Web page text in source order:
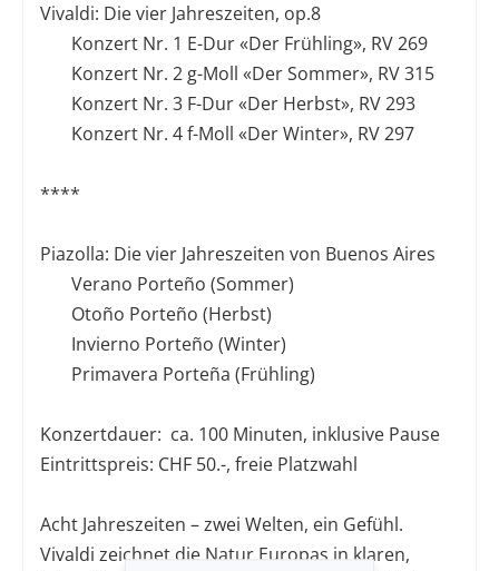
Vivaldi: Die vier Jahreszeiten, op.8
Konzert Nr. 1 E-Dur «Der Frühling», RV 269
Konzert Nr. 2 g-Moll «Der Sommer», RV 315
Konzert Nr. 3 F-Dur «Der Herbst», RV 293
Konzert Nr. 4 f-Moll «Der Winter», RV 297
****
Piazolla: Die vier Jahreszeiten von Buenos Aires
Verano Porteño (Sommer)
Otoño Porteño (Herbst)
Invierno Porteño (Winter)
Primavera Porteña (Frühling)
Konzertdauer: ca. 100 Minuten, inklusive Pause
Eintrittspreis: CHF 50.-, freie Platzwahl
Acht Jahreszeiten – zwei Welten, ein Gefühl.
Vivaldi zeichnet die Natur Europas in klaren,